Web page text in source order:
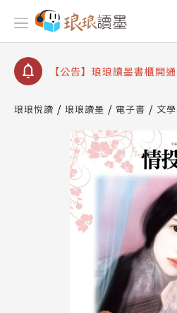
【公告】琅琅書店服務升
查詢
【公告】琅琅讀墨數位閱
【公告】琅琅讀墨書櫃開
請圖文教學
【公告】琅琅讀墨數位閱
琅琅悅讀 琅琅讀墨 電子書 文